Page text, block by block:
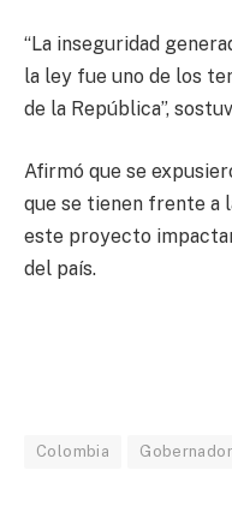
“La inseguridad
la ley fue uno de los
de la República”,
Afirmó que se
que se tienen frente a
este proyecto
del país.
Colombia